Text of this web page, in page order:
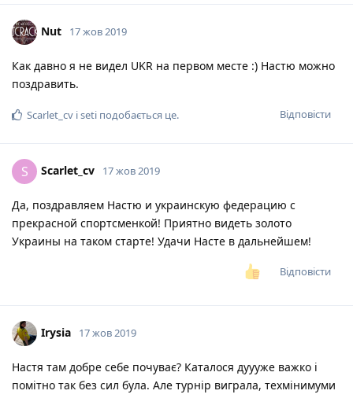
Nut 17 жов 2019
Как давно я не видел UKR на первом месте :) Настю можно
поздравить.
Відповісти
Scarlet_cv іseti подобається це.
S Scarlet_cv 17 жов 2019
Да, поздравляем Настю и украинскую федерацию с
прекрасной спортсменкой! Приятно видеть золото
Украины на таком старте! Удачи Насте в дальнейшем!
Відповісти
Irysia 17 жов 2019
Настя там добре себе почуває? Каталося дуууже важко і
помітно так без сил була. Але турнір виграла, техмінимуми